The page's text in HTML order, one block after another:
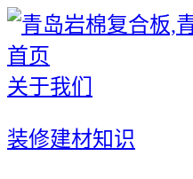
首页
关于我们
装修建材知识